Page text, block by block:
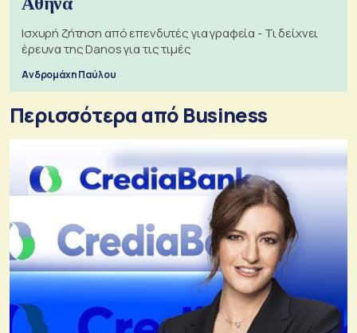
Ισχυρή ζήτηση από επενδυτές για γραφεία - Τι δείχνει
έρευνα της Danos για τις τιμές
Ανδρομάχη Παύλου
Περισσότερα από Business